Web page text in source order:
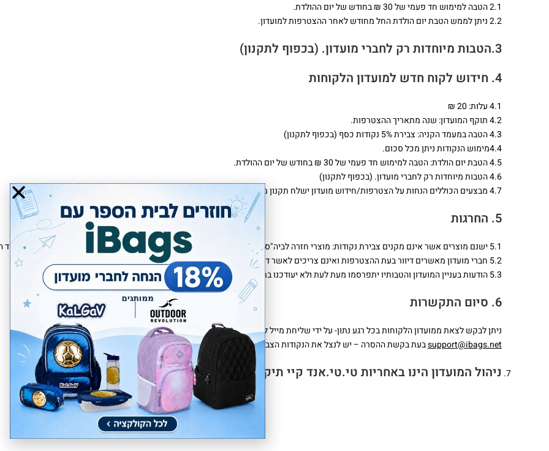
2.1הטבה למימוש חד פעמי של 30 ₪ בחודש של יום ההולדת.
2.2 ניתן לממש הטבת יום הולדת החל מחודש לאחר ההצטרפות למועדון.
3.הטבות מיוחדות רק לחברי מועדון. (בכפוף לתקנון)
4. חידוש לקוח חדש למועדון הלקוחות
4.1 עלות: 20 ₪
4.2 תוקף המועדון: שנה מתאריך ההצטרפות.
4.3 הטבה במעמד הקניה: צבירת 5% נקודות כסף (בכפוף לתקנון)
4.4מימוש הנקודות ניתן מכל סכום.
4.5 הטבת יום הולדת: הטבה למימוש חד פעמי של 30 ₪ בחודש של יום ההולדת.
4.6 הטבות מיוחדות רק לחברי מועדון. (בכפוף לתקנון)
4.7 מבצעים הכוללים הנחות על הצטרפות/חידוש מועדון ישלח תקנון מותאם למבצע.
5. החרגות
5.1 ישנם מוצרים אשר אינם מקנים צבירת נקודות: מוצרי חזרה לביה"ס , מוצרים עונתיים , מוצרים נוספים בהגדרת הרשת – הנל יוסבר ללקוח במעמד הקנייה.
5.2 חברי מועדון מאשרים דיוור בעת ההצטרפות ואינם צריכים לאשר דיוור שוב בעת החידוש
5.3 הודעות בעניין המועדון והטבותיו יתפרסמו מעת לעת ולא יעודכנו בתקנון
6. סיום התקשרות
ניתן לבקש לצאת ממועדון הלקוחות בכל רגע נתון- על ידי שליחת מייל לשירות הלקוחות
support@ibags.netבעת בקשת ההסרה – יש לנצל את הנקודות הצבורות. לא ניתן לשמור נקודות עבור לקוח אשר ביקש ביוזמתו לבטל חברות.
ניהול המועדון הינו באחריות טי.טי.אנד קיי תיקים בע"מ ומנוהל בכפוף לחוק.